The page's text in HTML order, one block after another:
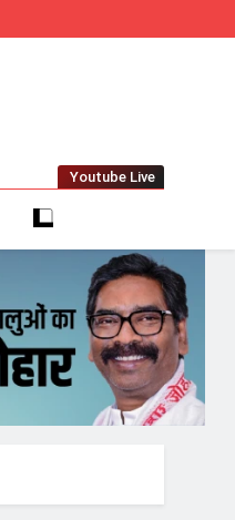
Youtube Live